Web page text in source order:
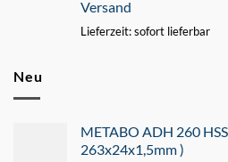
Versand
Lieferzeit: sofort lieferbar
Neu
METABO ADH 260
263x24x1,5mm )